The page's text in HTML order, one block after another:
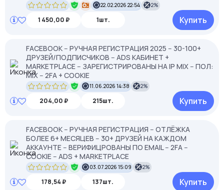
22.02.2026 22:54 2%
1 450,00 ₽ 1шт. Купить
FACEBOOK -- РУЧНАЯ РЕГИСТРАЦИЯ 2025 -- 30-100+
ДРУЗЕЙ/ПОДПИСЧИКОВ -- ADS КАБИНЕТ +
MARKETPLACE -- ЗАРЕГИСТРИРОВАНЫ НА IP MIX -- ПОЛ:
MIX -- 2FA + COOKIE
11.06.2026 14:38 2%
204,00 ₽ 215шт. Купить
FACEBOOK -- РУЧНАЯ РЕГИСТРАЦИЯ -- ОТЛЁЖКА
БОЛЕЕ 6+ МЕСЯЦЕВ -- 30+ ДРУЗЕЙ НА КАЖДОМ
АККАУНТЕ -- ВЕРИФИЦРОВАНЫ ПО EMAIL -- 2FA --
COOKIE -- ADS + MARKETPLACE
03.07.2026 15:09 2%
178,54 ₽ 137шт. Купить